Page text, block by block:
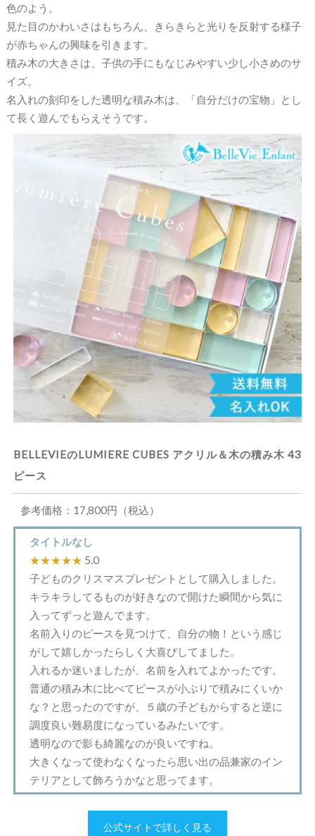
色のよう。
見た目のかわいさはもちろん、きらきらと光りを反射する様子
が赤ちゃんの興味を引きます。
積み木の大きさは、子供の手にもなじみやすい少し小さめのサ
イズ。
名入れの刻印をした透明な積み木は、「自分だけの宝物」とし
て長く遊んでもらえそうです。
BELLEVIEのLUMIERE CUBES アクリル＆木の積み木 43
ピース
参考価格：17,800円（税込）
タイトルなし
★★★★★ 5.0
子どものクリスマスプレゼントとして購入しました。
キラキラしてるものが好きなので開けた瞬間から気に
入ってずっと遊んでます。
名前入りのピースを見つけて、自分の物！という感じ
がして嬉しかったらしく大喜びしてました。
入れるか迷いましたが、名前を入れてよかったです。
普通の積み木に比べてピースが小ぶりで積みにくいか
な？と思ったのですが、５歳の子どもからすると逆に
調度良い難易度になっているみたいです。
透明なので影も綺麗なのが良いですね。
大きくなって使わなくなったら思い出の品兼家のイン
テリアとして飾ろうかなと思ってます。
公式サイトで詳しく見る